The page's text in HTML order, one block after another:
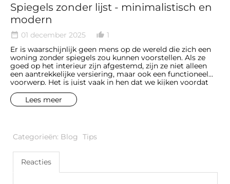
Spiegels zonder lijst - minimalistisch en
modern
date_range 01 december 2025 thumb_up_alt 1
Er is waarschijnlijk geen mens op de wereld die zich een
woning zonder spiegels zou kunnen voorstellen. Als ze
goed op het interieur zijn afgestemd, zijn ze niet alleen
een aantrekkelijke versiering, maar ook een functioneel
voorwerp. Het is juist vaak in hen dat we kijken voordat
we het huis verlaten, om ons ervan te verzekeren dat we
er goed uitzien.
Lees meer
Categorieën: Blog Tips
Reacties